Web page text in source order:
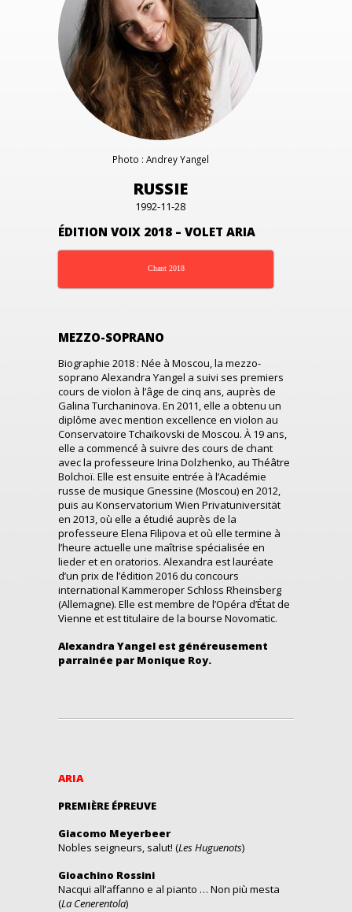
Photo : Andrey Yangel
RUSSIE
1992-11-28
ÉDITION VOIX 2018 – VOLET ARIA
Chant 2018
MEZZO-SOPRANO
Biographie 2018 : Née à Moscou, la mezzo-
soprano Alexandra Yangel a suivi ses premiers
cours de violon à l’âge de cinq ans, auprès de
Galina Turchaninova. En 2011, elle a obtenu un
diplôme avec mention excellence en violon au
Conservatoire Tchaïkovski de Moscou. À 19 ans,
elle a commencé à suivre des cours de chant
avec la professeure Irina Dolzhenko, au Théâtre
Bolchoï. Elle est ensuite entrée à l’Académie
russe de musique Gnessine (Moscou) en 2012,
puis au Konservatorium Wien Privatuniversität
en 2013, où elle a étudié auprès de la
professeure Elena Filipova et où elle termine à
l’heure actuelle une maîtrise spécialisée en
lieder et en oratorios. Alexandra est lauréate
d’un prix de l’édition 2016 du concours
international Kammeroper Schloss Rheinsberg
(Allemagne). Elle est membre de l’Opéra d’État de
Vienne et est titulaire de la bourse Novomatic.
Alexandra Yangel est généreusement
parrainée par Monique Roy.
ARIA
PREMIÈRE ÉPREUVE
Giacomo Meyerbeer
Nobles seigneurs, salut! (Les Huguenots)
Gioachino Rossini
Nacqui all’affanno e al pianto … Non più mesta
(La Cenerentola)